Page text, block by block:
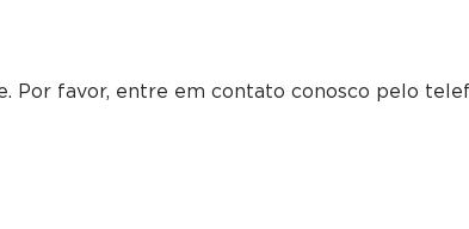
Por favor, entre em contato conosco pelo